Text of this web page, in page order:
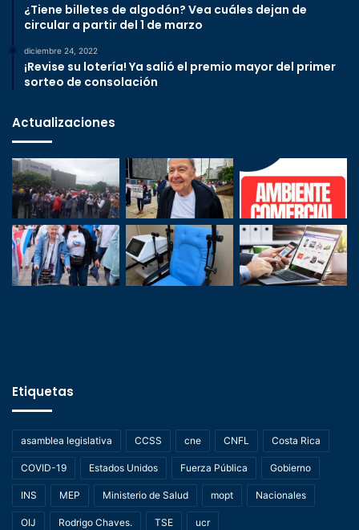
¿Tiene billetes de algodón? Vea cuáles dejan de
circular a partir del 1 de marzo
diciembre 24, 2022
¡Revise su lotería! Ya salió el premio mayor del primer
sorteo de consolación
Actualizaciones
Etiquetas
asamblea legislativa CCSS cne CNFL Costa Rica
COVID-19 Estados Unidos Fuerza Pública Gobierno
INS MEP Ministerio de Salud mopt Nacionales
OIJ Rodrigo Chaves. TSE ucr